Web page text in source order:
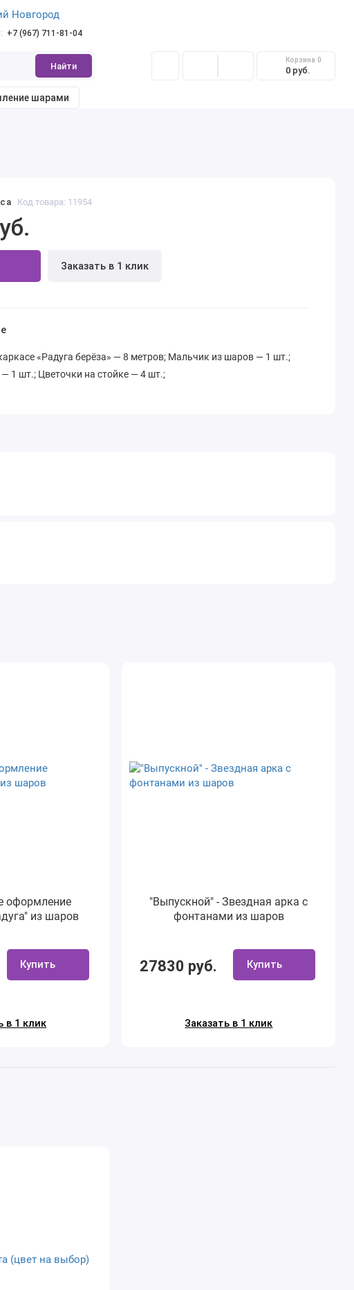
Новгород
+7 (967) 711-81-04
Найти
Корзина 0
0 руб.
шарами
Код товара: 11954
Заказать в 1 клик
«Радуга берёза» — 8 метров; Мальчик из шаров — 1 шт.;
1 шт.; Цветочки на стойке — 4 шт.;
оформление
из шаров
Купить
в 1 клик
"Выпускной" - Звездная арка с
фонтанами из шаров
27830 руб. Купить
Заказать в 1 клик